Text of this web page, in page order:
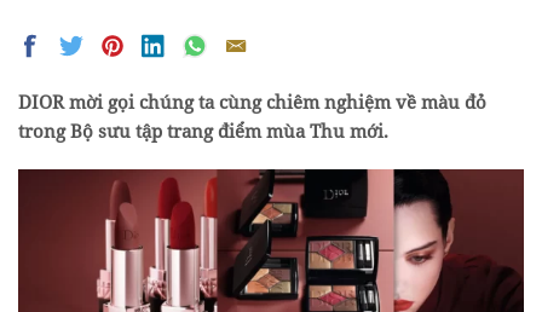
DIOR mời gọi chúng ta cùng chiêm nghiệm về màu đỏ
trong Bộ sưu tập trang điểm mùa Thu mới.